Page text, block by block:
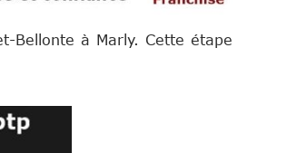
Bellonte à Marly. Cette étape